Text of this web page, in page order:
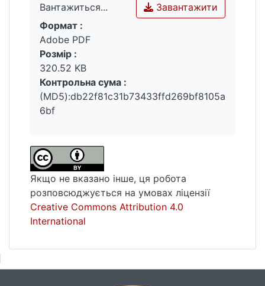
Вантажиться...
Вантажиться...
Завантажити
Формат :
Adobe PDF
Розмір :
320.52 KB
Контрольна сума :
(MD5):db22f81c31b73433ffd269bf8105a
6bf
Якщо не вказано інше, ця робота
розповсюджується на умовах ліцензії
Creative Commons Attribution 4.0
International